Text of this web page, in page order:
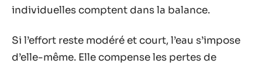
individuelles comptent dans la balance.
Si l’effort reste modéré et court, l’eau s’impose
d’elle-même. Elle compense les pertes de